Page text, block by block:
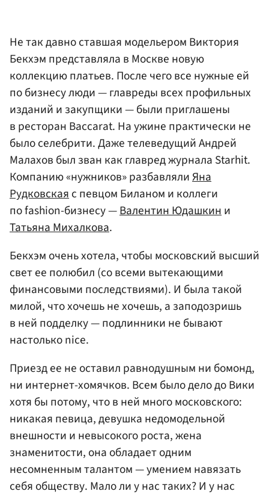
Не так давно ставшая модельером Виктория
Бекхэм представляла в Москве новую
коллекцию платьев. После чего все нужные ей
по бизнесу люди — главреды всех профильных
изданий и закупщики — были приглашены
в ресторан Baccarat. На ужине практически не
было селебрити. Даже телеведущий Андрей
Малахов был зван как главред журнала Starhit.
Компанию «нужников» разбавлялиЯна
Рудковскаяс певцом Биланом и коллеги
по fashion-бизнесу —Валентин Юдашкини
Татьяна Михалкова.
Бекхэм очень хотела, чтобы московский высший
свет ее полюбил (со всеми вытекающими
финансовыми последствиями). И была такой
милой, что хочешь не хочешь, а заподозришь
в ней подделку — подлинники не бывают
настолько nice.
Приезд ее не оставил равнодушным ни бомонд,
ни интернет-хомячков. Всем было дело до Вики
хотя бы потому, что в ней много московского:
никакая певица, девушка недомодельной
внешности и невысокого роста, жена
знаменитости, она обладает одним
несомненным талантом — умением навязать
себя обществу. Мало ли у нас таких? И у нас